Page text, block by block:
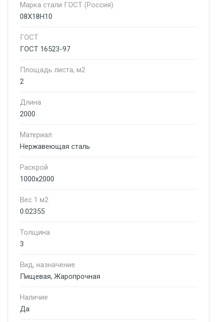
Марка стали ГОСТ (Россия)
08Х18Н10
ГОСТ
ГОСТ 16523-97
Площадь листа, м2
2
Длина
2000
Материал
Нержавеющая сталь
Раскрой
1000х2000
Вес 1 м2
0.02355
Толщина
3
Вид, назначение
Пищевая, Жаропрочная
Наличие
Да